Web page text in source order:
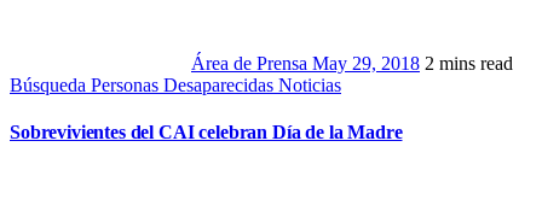
Área de Prensa May 29, 2018 2 mins read
Búsqueda Personas Desaparecidas Noticias
Sobrevivientes del CAI celebran Día de la Madre